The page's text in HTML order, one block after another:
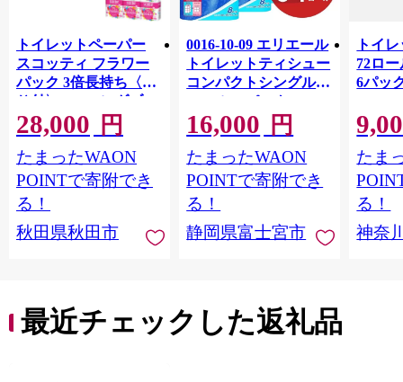
トイレットペーパー
スコッティ フラワー
パック 3倍長持ち〈香
り付〉4ロール(ダブ
ル)×12パック 日用品
最短翌日発送 [スコッ
ティ フラワーパック
トイレットペーパー
日本製紙クレシア] 秋
田県秋田市
28,000 円
たまったWAON
POINTで寄附でき
る！
秋田県秋田市
0016-10-09 エリエール
トイレットティシュー
コンパクトシングル 8
ロール×8パック 64ロ
ール 1.5倍巻 82.5m
トイレットペーパー
シングル パルプ100％
香りつき 日用品 消耗
品 備蓄
16,000 円
たまったWAON
POINTで寄附でき
る！
静岡県富士宮市
トイ
72ロ
6パッ
FSCリ
長巻タ
100％
防災
ペー
川県
トペー
たま
る！
神奈
最近チェックした返礼品